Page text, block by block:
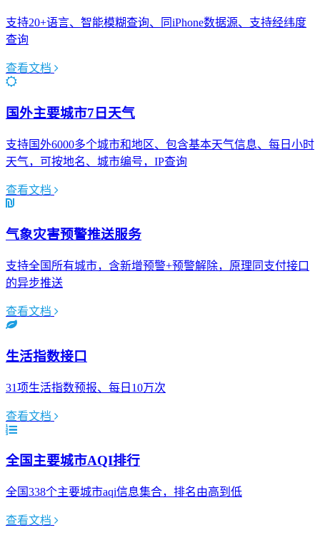
支持20+语言、智能模糊查询、同iPhone数据源、支持经纬度
查询
查看文档
国外主要城市7日天气
支持国外6000多个城市和地区、包含基本天气信息、每日小时
天气，可按地名、城市编号，IP查询
查看文档
气象灾害预警推送服务
支持全国所有城市，含新增预警+预警解除，原理同支付接口
的异步推送
查看文档
生活指数接口
31项生活指数预报、每日10万次
查看文档
全国主要城市AQI排行
全国338个主要城市aqi信息集合，排名由高到低
查看文档